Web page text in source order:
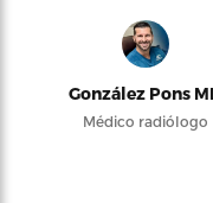
González Pons
Médico radiólogo